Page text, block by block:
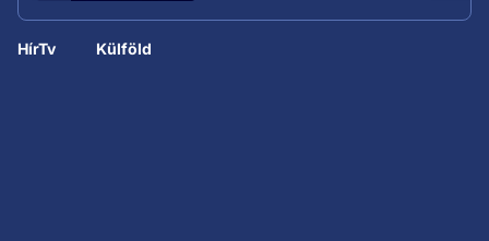
HírTv Külföld